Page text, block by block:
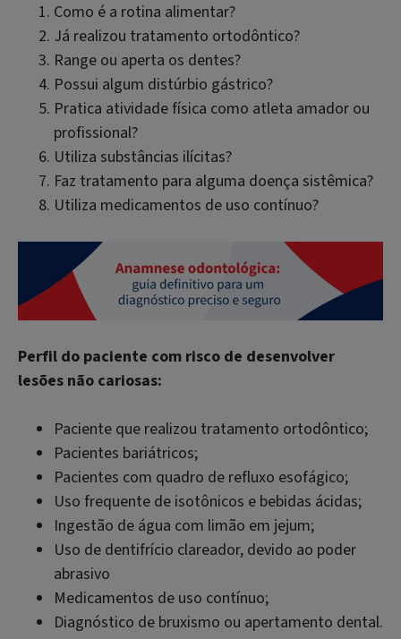
Como é a rotina alimentar?
Já realizou tratamento ortodôntico?
Range ou aperta os dentes?
Possui algum distúrbio gástrico?
Pratica atividade física como atleta amador ou
profissional?
Utiliza substâncias ilícitas?
Faz tratamento para alguma doença sistêmica?
Utiliza medicamentos de uso contínuo?
Perfil do paciente com risco de desenvolver
lesões não cariosas:
Paciente que realizou tratamento ortodôntico;
Pacientes bariátricos;
Pacientes com quadro de refluxo esofágico;
Uso frequente de isotônicos e bebidas ácidas;
Ingestão de água com limão em jejum;
Uso de dentifrício clareador, devido ao poder
abrasivo
Medicamentos de uso contínuo;
Diagnóstico de bruxismo ou apertamento dental.